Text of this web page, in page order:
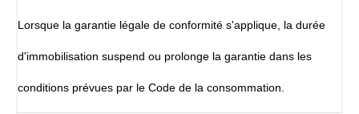
Lorsque la garantie légale de conformité s'applique, la durée
d'immobilisation suspend ou prolonge la garantie dans les
conditions prévues par le Code de la consommation.